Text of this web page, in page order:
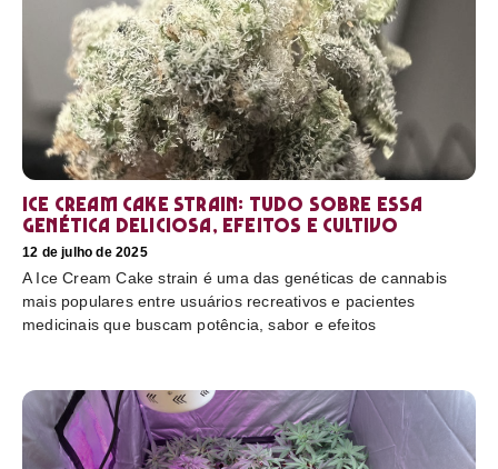
Ice Cream Cake Strain: tudo sobre essa
genética deliciosa, efeitos e cultivo
12 de julho de 2025
A Ice Cream Cake strain é uma das genéticas de cannabis
mais populares entre usuários recreativos e pacientes
medicinais que buscam potência, sabor e efeitos